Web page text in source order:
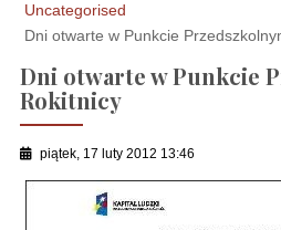
Uncategorised
Dni otwarte w Punkcie
Dni otwarte w Punkcie
Rokitnicy
piątek, 17 luty 2012 13:46